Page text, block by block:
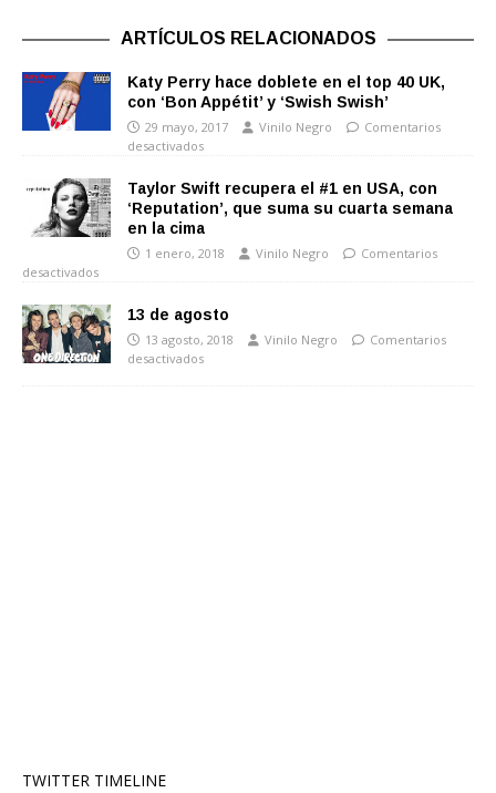
ARTÍCULOS RELACIONADOS
Katy Perry hace doblete en el top 40 UK,
con ‘Bon Appétit’ y ‘Swish Swish’
29 mayo, 2017 Vinilo Negro
Comentarios
desactivados
Taylor Swift recupera el #1 en USA, con
‘Reputation’, que suma su cuarta semana
en la cima
1 enero, 2018 Vinilo Negro
Comentarios
desactivados
13 de agosto
13 agosto, 2018 Vinilo Negro
Comentarios
desactivados
TWITTER TIMELINE